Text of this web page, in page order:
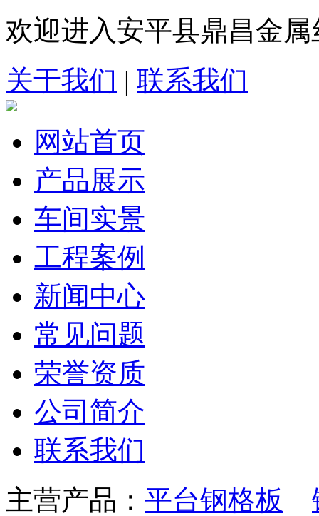
欢迎进入安平县鼎昌金
关于我们 | 联系我们
网站首页
产品展示
车间实景
工程案例
新闻中心
常见问题
荣誉资质
公司简介
联系我们
主营产品： 平台钢格板